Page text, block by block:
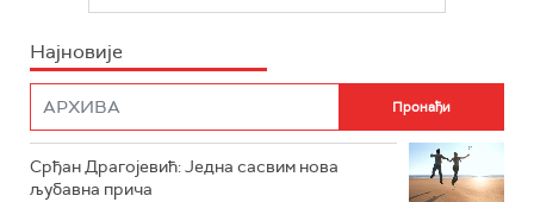
РАДИО РОКЕНРОЛЕР
ИНФО
Најновије
Срђан Драгојевић: Једна сасвим нова
љубавна прича